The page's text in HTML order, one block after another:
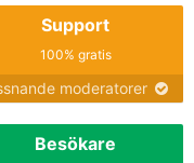
Support
100% gratis
moderatorer
Besökare